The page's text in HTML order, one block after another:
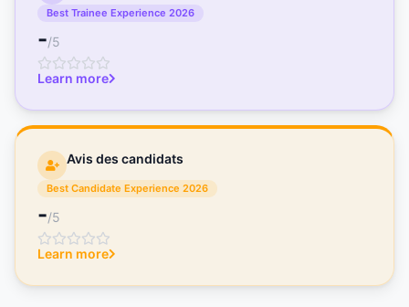
Best Trainee Experience 2026
-/5
Learn more
Avis des candidats
Best Candidate Experience 2026
-/5
Learn more